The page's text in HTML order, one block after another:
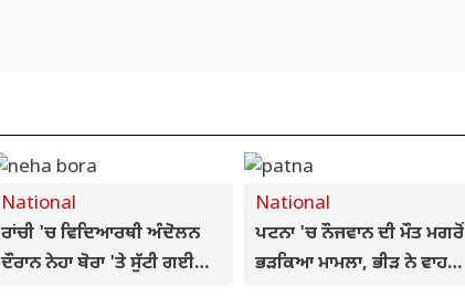
National
ਰਾਂਚੀ 'ਚ ਵਿਦਿਆਰਥੀ ਅੰਦੋਲਨ
ਦੌਰਾਨ ਨੇਹਾ ਬੋਰਾ 'ਤੇ ਸੁੱਟੀ ਗਈ
National
ਪਟਨਾ 'ਚ ਨੌਜਵਾਨ ਦੀ ਮੌਤ ਮਗਰੋਂ
ਭੜਕਿਆ ਮਾਮਲਾ, ਭੀੜ ਨੇ ਵਾਹਨਾਂ